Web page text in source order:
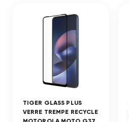
TIGER GLASS PLUS
VERRE TREMPE RECYCLE